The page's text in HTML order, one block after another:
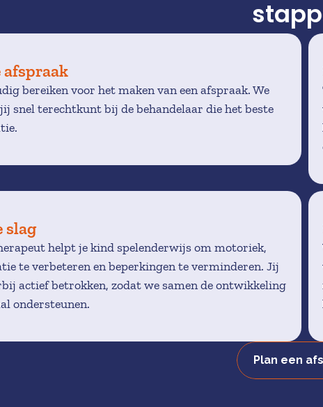
afspraak
bereiken voor het maken van een afspraak. We
snel terechtkunt bij de behandelaar die het beste
slag
helpt je kind spelenderwijs om motoriek,
te verbeteren en beperkingen te verminderen. Jij
actief betrokken, zodat we samen de ontwikkeling
ondersteunen.
Plan een